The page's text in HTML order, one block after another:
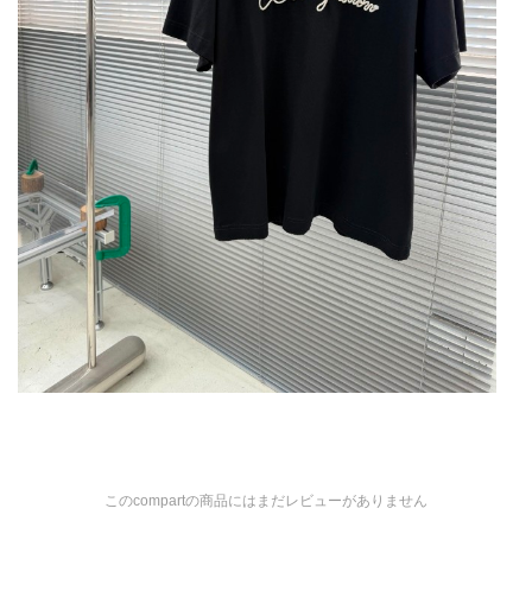
このcompartの商品にはまだレビューがありません